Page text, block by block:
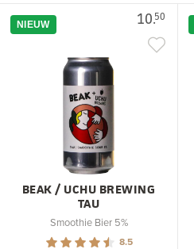
10.50
NIEUW
BEAK / UCHU BREWING
TAU
Smoothie Bier 5%
8.5